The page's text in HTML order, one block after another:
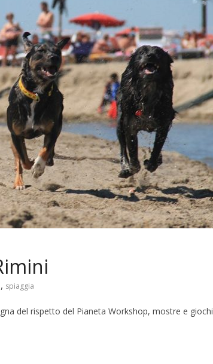
, spiaggia
del rispetto del Pianeta Workshop, mostre e giochi